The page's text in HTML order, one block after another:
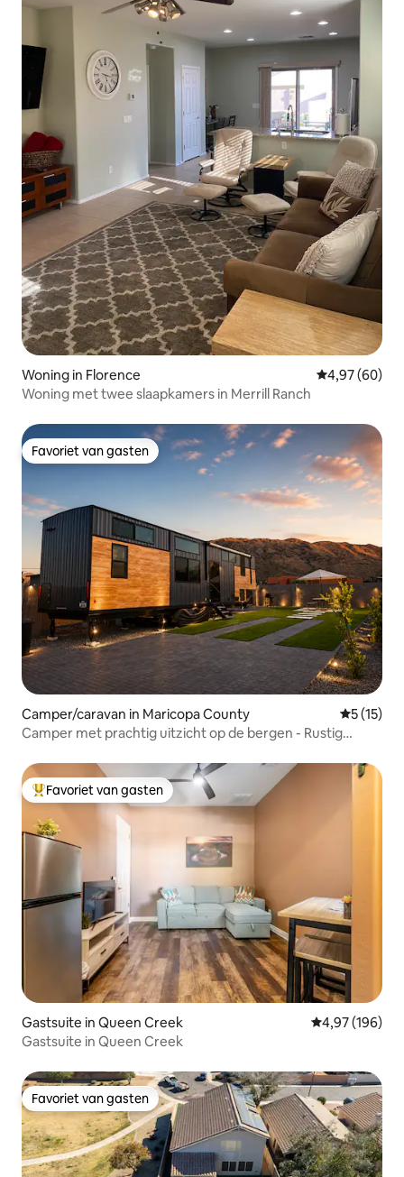
Woning in Florence Gemiddelde
4,97 (60)
Woning met twee slaapkamers in Merrill Ranch
Favoriet van gasten
Favoriet van gasten
Camper/caravan in Maricopa County
5 (15)
Camper met prachtig uitzicht op de bergen - Rustig
Topfavoriet van gasten
Favoriet van gasten
Gastsuite in Queen Creek Gemiddelde
4,97 (196)
Gastsuite in Queen Creek
Favoriet van gasten
Favoriet van gasten